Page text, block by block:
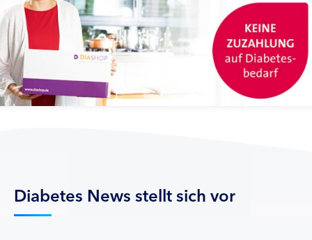
Diabetes News stellt sich vor